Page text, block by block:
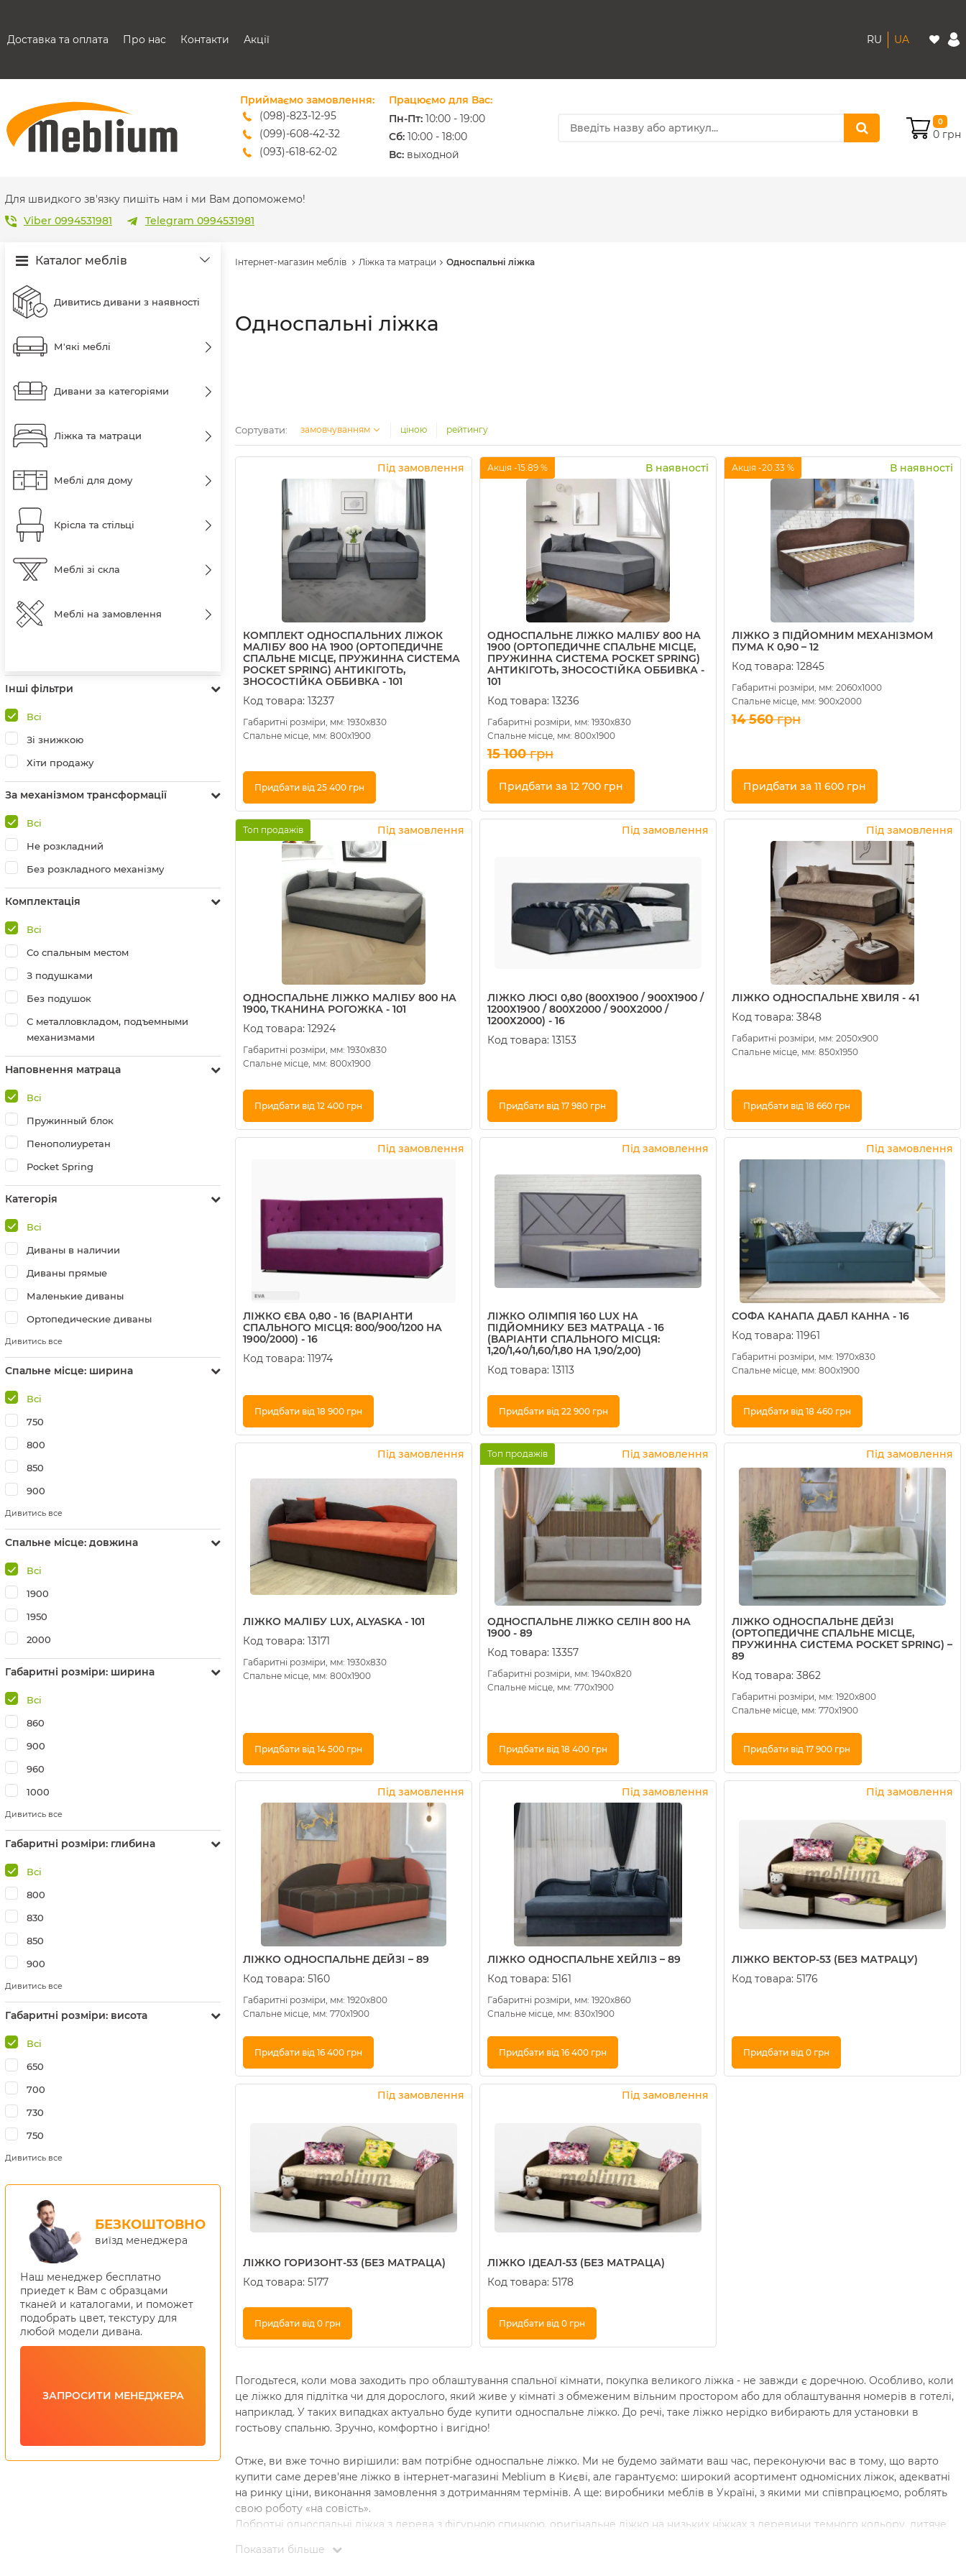
Доставка та оплата Про нас Контакти Акції RU UA
Приймаємо замовлення:
(098)-823-12-95
(099)-608-42-32
(093)-618-62-02
sales@meblium.com.ua
Працюємо для Вас:
Пн-Пт: 10:00 - 19:00
Cб: 10:00 - 18:00
Вс: выходной
0
0 грн
Для швидкого зв'язку пишіть нам і ми Вам допоможемо!
Viber 0994531981
Telegram 0994531981
Каталог меблів
Дивитись дивани з наявності
М'які меблі
Дивани за категоріями
Ліжка та матраци
Меблі для дому
Крісла та стільці
Меблі зі скла
Меблі на замовлення
Інші фільтри
Всі
Зі знижкою
Хіти продажу
За механізмом трансформації
Всі
Не розкладний
Без розкладного механізму
Комплектація
Всі
Со спальным местом
З подушками
Без подушок
С металловкладом, подъемными
механизмами
Наповнення матраца
Всі
Пружинный блок
Пенополиуретан
Pocket Spring
Категорія
Всі
Диваны в наличии
Диваны прямые
Маленькие диваны
Ортопедические диваны
Дивитись все
Спальне місце: ширина
Всі
750
800
850
900
Дивитись все
Спальне місце: довжина
Всі
1900
1950
2000
Габаритні розміри: ширина
Всі
860
900
960
1000
Дивитись все
Габаритні розміри: глибина
Всі
800
830
850
900
Дивитись все
Габаритні розміри: висота
Всі
650
700
730
750
Дивитись все
БЕЗКОШТОВНО
виїзд менеджера
Наш менеджер бесплатно
приедет к Вам с образцами
тканей и каталогами, и поможет
подобрать цвет, текстуру для
любой модели дивана.
ЗАПРОСИТИ МЕНЕДЖЕРА
Інтернет-магазин меблів Ліжка та матраци Односпальні ліжка
Односпальні ліжка
Сортувати: замовчуванням ціною рейтингу
Під замовлення
КОМПЛЕКТ ОДНОСПАЛЬНИХ ЛІЖОК
МАЛІБУ 800 НА 1900 (ОРТОПЕДИЧНЕ
СПАЛЬНЕ МІСЦЕ, ПРУЖИННА СИСТЕМА
POCKET SPRING) АНТИКІГОТЬ,
ЗНОСОСТІЙКА ОББИВКА - 101
Код товара: 13237
Габаритні розміри, мм: 1930х830
Спальне місце, мм: 800х1900
Придбати від 25 400 грн
Купити в 1 клік
В наявності
Акція -15.89 %
ОДНОСПАЛЬНЕ ЛІЖКО МАЛІБУ 800 НА
1900 (ОРТОПЕДИЧНЕ СПАЛЬНЕ МІСЦЕ,
ПРУЖИННА СИСТЕМА POCKET SPRING)
АНТИКІГОТЬ, ЗНОСОСТІЙКА ОББИВКА -
101
Код товара: 13236
Габаритні розміри, мм: 1930х830
Спальне місце, мм: 800х1900
15 100 грн
Придбати за 12 700 грн
Купити в 1 клік
В наявності
Акція -20.33 %
ЛІЖКО З ПІДЙОМНИМ МЕХАНІЗМОМ
ПУМА К 0,90 – 12
Код товара: 12845
Габаритні розміри, мм: 2060х1000
Спальне місце, мм: 900х2000
14 560 грн
Придбати за 11 600 грн
Купити в 1 клік
Під замовлення
Топ продажів
ОДНОСПАЛЬНЕ ЛІЖКО МАЛІБУ 800 НА
1900, ТКАНИНА РОГОЖКА - 101
Код товара: 12924
Габаритні розміри, мм: 1930х830
Спальне місце, мм: 800х1900
Придбати від 12 400 грн
Купити в 1 клік
Під замовлення
ЛІЖКО ЛЮСІ 0,80 (800Х1900 / 900Х1900 /
1200Х1900 / 800Х2000 / 900Х2000 /
1200Х2000) - 16
Код товара: 13153
Придбати від 17 980 грн
Купити в 1 клік
Під замовлення
ЛІЖКО ОДНОСПАЛЬНЕ ХВИЛЯ - 41
Код товара: 3848
Габаритні розміри, мм: 2050х900
Спальне місце, мм: 850х1950
Придбати від 18 660 грн
Купити в 1 клік
Під замовлення
ЛІЖКО ЄВА 0,80 - 16 (ВАРІАНТИ
СПАЛЬНОГО МІСЦЯ: 800/900/1200 НА
1900/2000) - 16
Код товара: 11974
Придбати від 18 900 грн
Купити в 1 клік
Під замовлення
ЛІЖКО ОЛІМПІЯ 160 LUX НА
ПІДЙОМНИКУ БЕЗ МАТРАЦА - 16
(ВАРІАНТИ СПАЛЬНОГО МІСЦЯ:
1,20/1,40/1,60/1,80 НА 1,90/2,00)
Код товара: 13113
Придбати від 22 900 грн
Купити в 1 клік
Під замовлення
СОФА КАНАПА ДАБЛ КАННА - 16
Код товара: 11961
Габаритні розміри, мм: 1970х830
Спальне місце, мм: 800х1900
Придбати від 18 460 грн
Купити в 1 клік
Під замовлення
ЛІЖКО МАЛІБУ LUX, ALYASKA - 101
Код товара: 13171
Габаритні розміри, мм: 1930х830
Спальне місце, мм: 800х1900
Придбати від 14 500 грн
Купити в 1 клік
Під замовлення
Топ продажів
ОДНОСПАЛЬНЕ ЛІЖКО СЕЛІН 800 НА
1900 - 89
Код товара: 13357
Габаритні розміри, мм: 1940х820
Спальне місце, мм: 770х1900
Придбати від 18 400 грн
Купити в 1 клік
Під замовлення
ЛІЖКО ОДНОСПАЛЬНЕ ДЕЙЗІ
(ОРТОПЕДИЧНЕ СПАЛЬНЕ МІСЦЕ,
ПРУЖИННА СИСТЕМА POCKET SPRING) –
89
Код товара: 3862
Габаритні розміри, мм: 1920х800
Спальне місце, мм: 770х1900
Придбати від 17 900 грн
Купити в 1 клік
Під замовлення
ЛІЖКО ОДНОСПАЛЬНЕ ДЕЙЗІ – 89
Код товара: 5160
Габаритні розміри, мм: 1920х800
Спальне місце, мм: 770х1900
Придбати від 16 400 грн
Купити в 1 клік
Під замовлення
ЛІЖКО ОДНОСПАЛЬНЕ ХЕЙЛІЗ – 89
Код товара: 5161
Габаритні розміри, мм: 1920х860
Спальне місце, мм: 830х1900
Придбати від 16 400 грн
Купити в 1 клік
Під замовлення
ЛІЖКО ВЕКТОР-53 (БЕЗ МАТРАЦУ)
Код товара: 5176
Придбати від 0 грн
Під замовлення
ЛІЖКО ГОРИЗОНТ-53 (БЕЗ МАТРАЦА)
Код товара: 5177
Придбати від 0 грн
Під замовлення
ЛІЖКО ІДЕАЛ-53 (БЕЗ МАТРАЦА)
Код товара: 5178
Придбати від 0 грн
Погодьтеся, коли мова заходить про облаштування спальної кімнати, покупка великого ліжка - не завжди є доречною. Особливо, коли
це ліжко для підлітка чи для дорослого, який живе у кімнаті з обмеженим вільним простором або для облаштування номерів в готелі,
наприклад. У таких випадках актуально буде купити односпальне ліжко. До речі, таке ліжко нерідко вибирають для установки в
гостьову спальню. Зручно, комфортно і вигідно!
Отже, ви вже точно вирішили: вам потрібне односпальне ліжко. Ми не будемо займати ваш час, переконуючи вас в тому, що варто
купити саме дерев'яне ліжко в інтернет-магазині Meblium в Києві, але гарантуємо: широкий асортимент одномісних ліжок, адекватні
на ринку ціни, виконання замовлення з дотриманням термінів. А ще: виробники меблів в Україні, з якими ми співпрацюємо, роблять
свою роботу «на совість».
Добротні односпальні ліжка з дерева з фігурною спинкою, оригінальне ліжко на низьких ніжках з деревини темного кольору, дитяче
замовлення в компанії Mebblium - означає отримати виріб, створений «під вас» і для вас!
Показати більше